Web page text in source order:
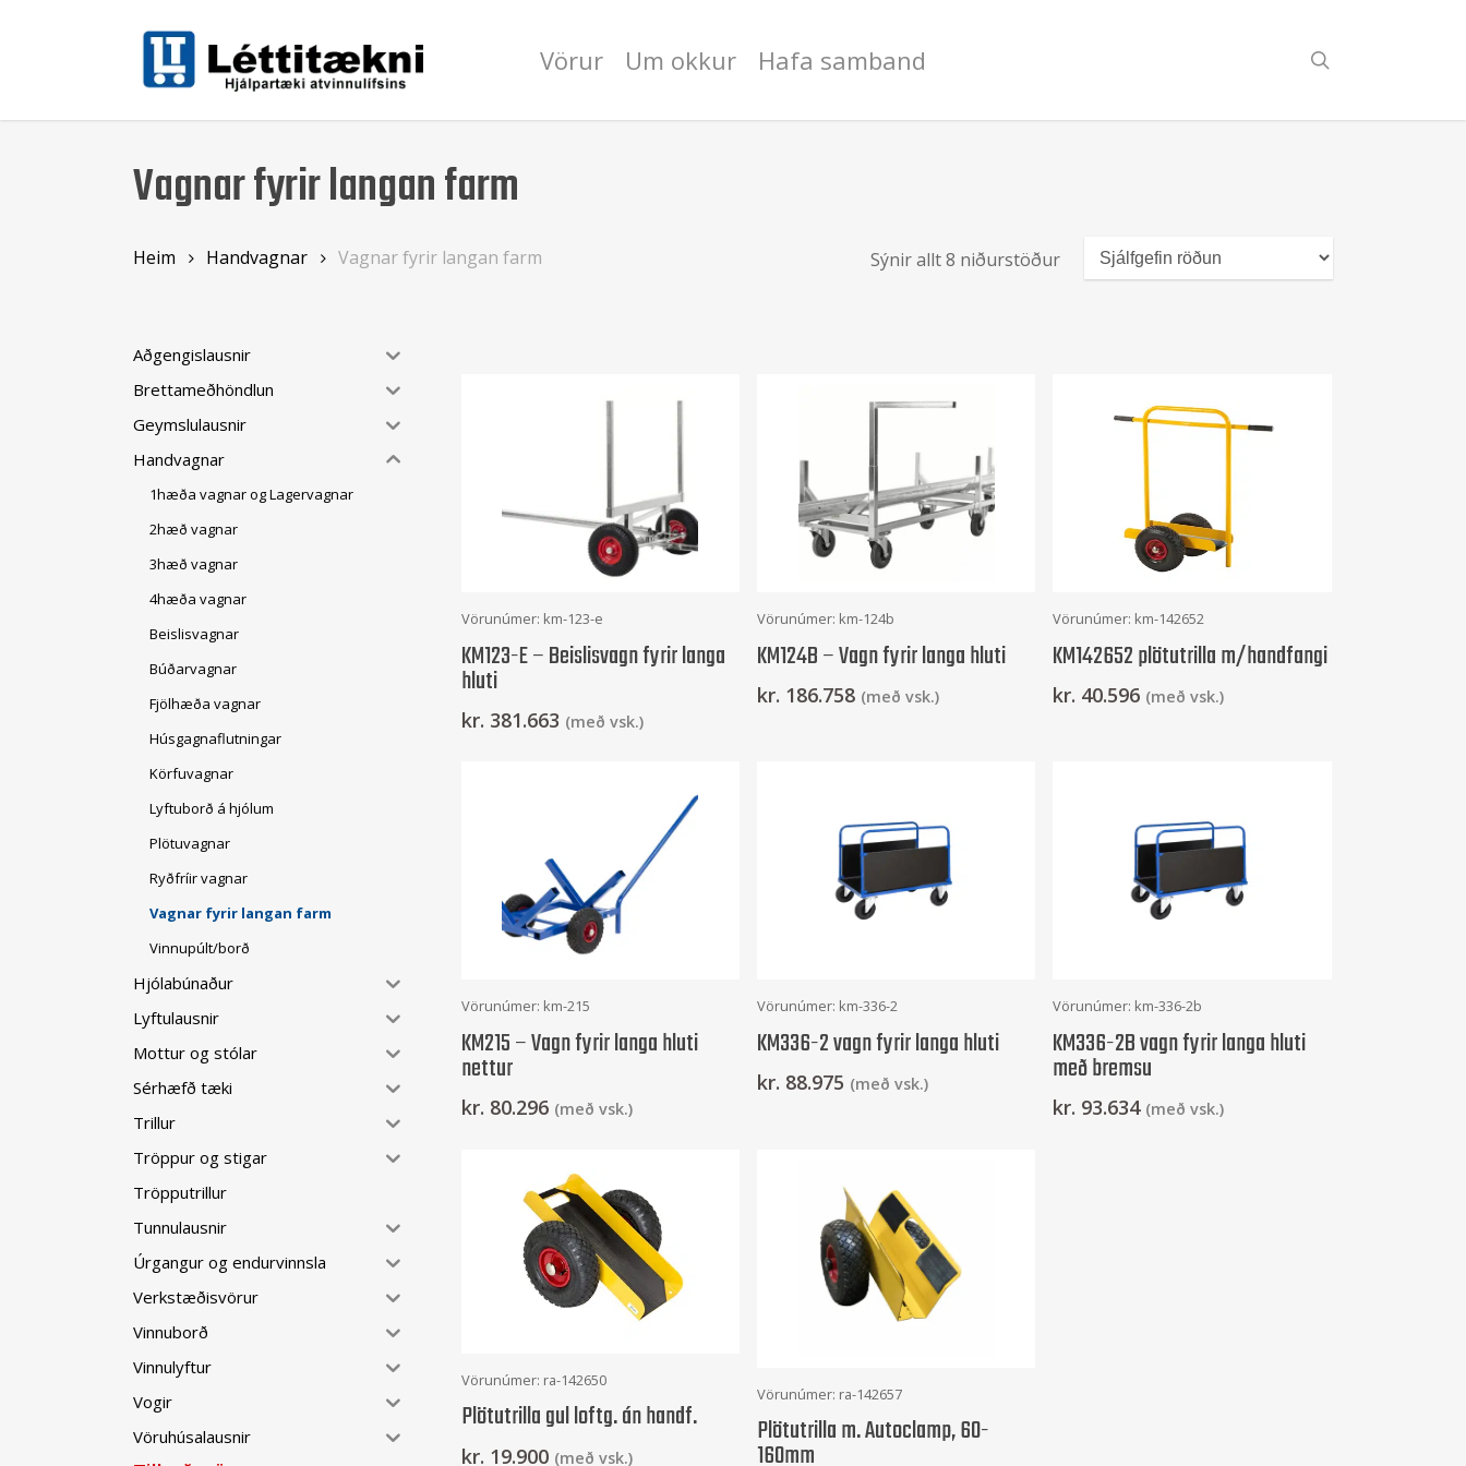
Vörur Um okkur Hafa samband
Vagnar fyrir langan farm
Sýnir allt 8 niðurstöður
Heim Handvagnar Vagnar fyrir langan farm
Aðgengislausnir
Brettameðhöndlun
Geymslulausnir
Handvagnar
1hæða vagnar og Lagervagnar
2hæð vagnar
3hæð vagnar
4hæða vagnar
Beislisvagnar
Búðarvagnar
Fjölhæða vagnar
Húsgagnaflutningar
Körfuvagnar
Lyftuborð á hjólum
Plötuvagnar
Ryðfríir vagnar
Vagnar fyrir langan farm
Vinnupúlt/borð
Hjólabúnaður
Lyftulausnir
Mottur og stólar
Sérhæfð tæki
Trillur
Tröppur og stigar
Tröpputrillur
Tunnulausnir
Úrgangur og endurvinnsla
Verkstæðisvörur
Vinnuborð
Vinnulyftur
Vogir
Vöruhúsalausnir
Frekari Upplýsingar
Vörunúmer: km-123-e
KM123-E – Beislisvagn fyrir langa
hluti
kr. 381.663 (með vsk.)
Setja Í Körfu
Vörunúmer: km-124b
KM124B – Vagn fyrir langa hluti
kr. 186.758 (með vsk.)
Setja Í Körfu
Vörunúmer: km-142652
KM142652 plötutrilla m/handfangi
kr. 40.596 (með vsk.)
Frekari Upplýsingar
Vörunúmer: km-215
KM215 – Vagn fyrir langa hluti
nettur
kr. 80.296 (með vsk.)
Frekari Upplýsingar
Vörunúmer: km-336-2
KM336-2 vagn fyrir langa hluti
kr. 88.975 (með vsk.)
Setja Í Körfu
Vörunúmer: km-336-2b
KM336-2B vagn fyrir langa hluti
með bremsu
kr. 93.634 (með vsk.)
Setja Í Körfu
Vörunúmer: ra-142650
Plötutrilla gul loftg. án handf.
kr. 19.900 (með vsk.)
Setja Í Körfu
Vörunúmer: ra-142657
Plötutrilla m. Autoclamp, 60-
160mm